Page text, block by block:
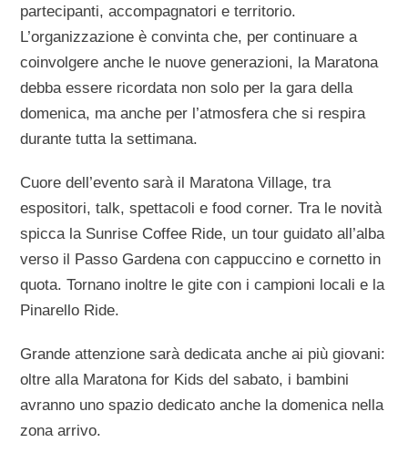
partecipanti, accompagnatori e territorio.
L’organizzazione è convinta che, per continuare a
coinvolgere anche le nuove generazioni, la Maratona
debba essere ricordata non solo per la gara della
domenica, ma anche per l’atmosfera che si respira
durante tutta la settimana.
Cuore dell’evento sarà il Maratona Village, tra
espositori, talk, spettacoli e food corner. Tra le novità
spicca la Sunrise Coffee Ride, un tour guidato all’alba
verso il Passo Gardena con cappuccino e cornetto in
quota. Tornano inoltre le gite con i campioni locali e la
Pinarello Ride.
Grande attenzione sarà dedicata anche ai più giovani:
oltre alla Maratona for Kids del sabato, i bambini
avranno uno spazio dedicato anche la domenica nella
zona arrivo.